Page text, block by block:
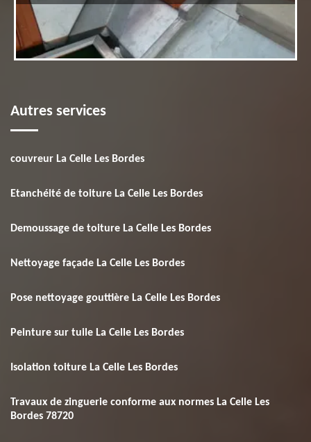
Autres services
couvreur La Celle Les Bordes
Etanchéité de toiture La Celle Les Bordes
Demoussage de toiture La Celle Les Bordes
Nettoyage façade La Celle Les Bordes
Pose nettoyage gouttière La Celle Les Bordes
Peinture sur tuile La Celle Les Bordes
Isolation toiture La Celle Les Bordes
Travaux de zinguerie conforme aux normes La Celle Les
Bordes 78720